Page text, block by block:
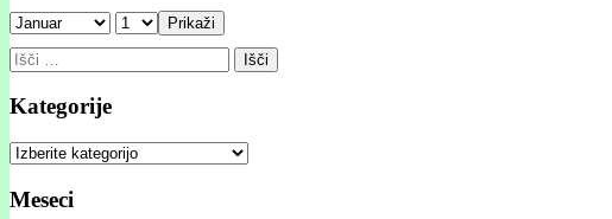
Prikaži
Išči:
Kategorije
Kategorije
Meseci